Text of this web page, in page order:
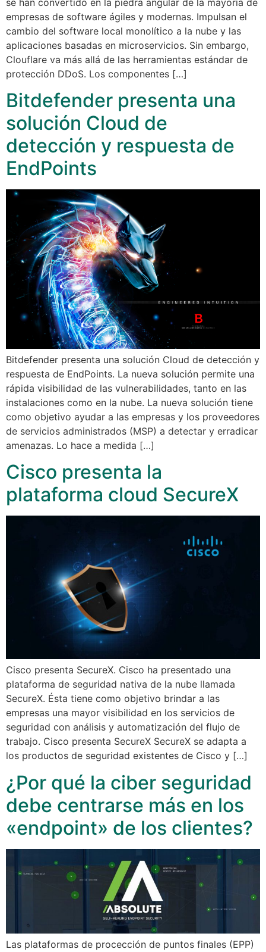
empresas de software ágiles y modernas. Impulsan el
cambio del software local monolítico a la nube y las
aplicaciones basadas en microservicios. Sin embargo,
Clouflare va más allá de las herramientas estándar de
protección DDoS. Los componentes […]
Bitdefender presenta una
solución Cloud de
detección y respuesta de
EndPoints
Bitdefender presenta una solución Cloud de detección y
respuesta de EndPoints. La nueva solución permite una
rápida visibilidad de las vulnerabilidades, tanto en las
instalaciones como en la nube. La nueva solución tiene
como objetivo ayudar a las empresas y los proveedores
de servicios administrados (MSP) a detectar y erradicar
amenazas. Lo hace a medida […]
Cisco presenta la
plataforma cloud SecureX
Cisco presenta SecureX. Cisco ha presentado una
plataforma de seguridad nativa de la nube llamada
SecureX. Ésta tiene como objetivo brindar a las
empresas una mayor visibilidad en los servicios de
seguridad con análisis y automatización del flujo de
trabajo. Cisco presenta SecureX SecureX se adapta a
los productos de seguridad existentes de Cisco y […]
¿Por qué la ciber seguridad
debe centrarse más en los
«endpoint» de los clientes?
Las plataformas de procección de puntos finales (EPP)